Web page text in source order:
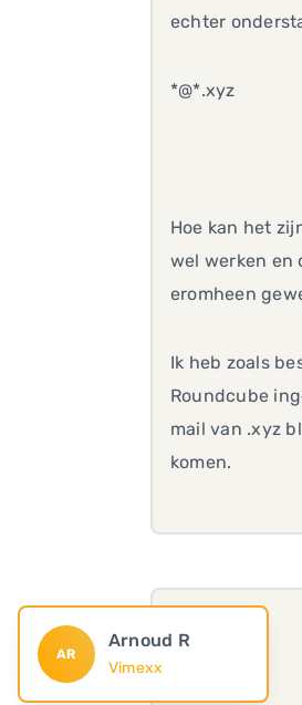
echter
*@*.xyz
Hoe kan het
wel werken en
eromheen
Ik heb zoals
Roundcube
mail van .xyz
komen.
AR
Arnoud R
Vimexx